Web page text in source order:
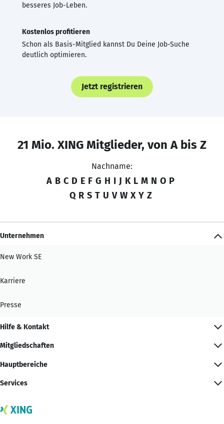
besseres Job-Leben.
Kostenlos profitieren
Schon als Basis-Mitglied kannst Du Deine Job-Suche
deutlich optimieren.
Jetzt registrieren
21 Mio. XING Mitglieder, von A bis Z
Nachname:
A B C D E F G H I J K L M N O P
Q R S T U V W X Y Z
Unternehmen
New Work SE
Karriere
Presse
Hilfe & Kontakt
Mitgliedschaften
Hauptbereiche
Services